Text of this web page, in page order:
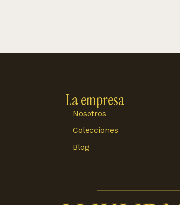
La empresa
Nosotros
Colecciones
Blog